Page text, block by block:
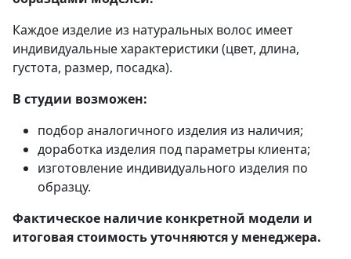
Каждое изделие из натуральных волос имеет
индивидуальные характеристики (цвет, длина,
густота, размер, посадка).
В студии возможен:
подбор аналогичного изделия из наличия;
доработка изделия под параметры клиента;
изготовление индивидуального изделия по
образцу.
Фактическое наличие конкретной модели и
итоговая стоимость уточняются у менеджера.